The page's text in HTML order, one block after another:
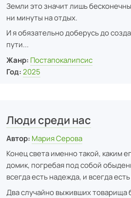
Земли это значит лишь
ни минуты на отдых.
И я обязательно доберусь до
пути...
Жанр: Постапокалипсис
Год: 2025
Люди среди нас
Автор: Мария Серова
Конец света именно такой, каким
домик, погребая под собой
всегда есть надежда, и всегда
Два случайно выживших товарища